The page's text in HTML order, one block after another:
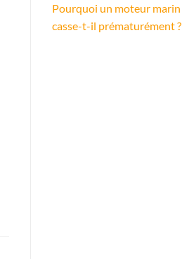
Pourquoi un moteur marin
casse-t-il prématurément ?